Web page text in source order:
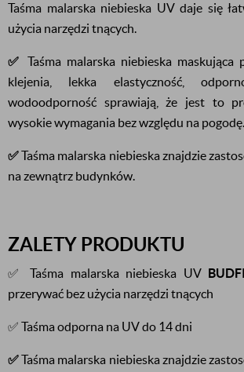
Taśma malarska niebieska UV daje się
użycia narzędzi tnących.
✅
Taśma malarska niebieska maskująca
klejenia, lekka elastyczność,
wodoodporność sprawiają, że jest to
wysokie wymagania bez względu na pogodę.
✅Taśma malarska niebieska znajdzie
na zewnątrz budynków.
ZALETY PRODUKTU
✅ Taśma malarska niebieska UV
przerywać bez użycia narzędzi tnących
✅ Taśma odporna na UV do 14 dni
✅Taśma malarska niebieska znajdzie